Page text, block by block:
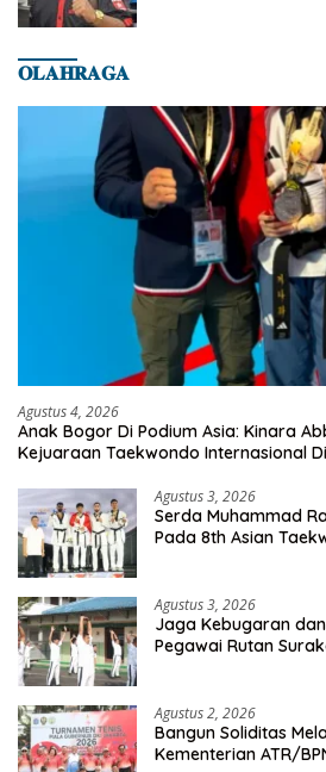
𝐎𝐋𝐀𝐇𝐑𝐀𝐆𝐀
Agustus 4, 2026
Anak Bogor Di Podium Asia: Kinara
Kejuaraan Taekwondo Internasional
Agustus 3, 2026
Serda Muhammad
Pada 8th Asian
Agustus 3, 2026
Jaga Kebugaran
Pegawai Rutan
Agustus 2, 2026
Bangun Soliditas
Kementerian ATR/